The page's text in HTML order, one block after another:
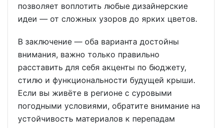
позволяет воплотить любые дизайнерские
идеи — от сложных узоров до ярких цветов.
В заключение — оба варианта достойны
внимания, важно только правильно
расставить для себя акценты по бюджету,
стилю и функциональности будущей крыши.
Если вы живёте в регионе с суровыми
погодными условиями, обратите внимание на
устойчивость материалов к перепадам